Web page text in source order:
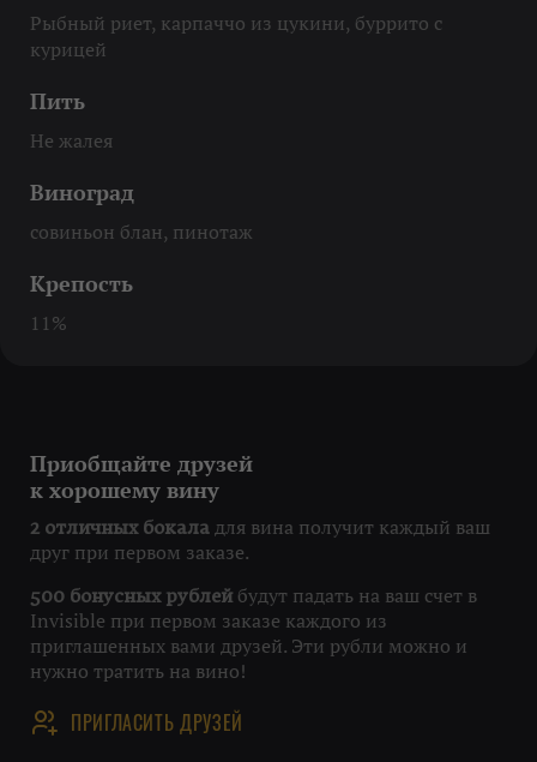
Рыбный риет, карпаччо из цукини, буррито с
курицей
Пить
Не жалея
Виноград
совиньон блан, пинотаж
Крепость
11%
Приобщайте друзей
к хорошему вину
2 отличных бокала для вина получит каждый ваш
друг при первом заказе.
500 бонусных рублей будут падать на ваш счет в
Invisible при первом заказе каждого из
приглашенных вами друзей. Эти рубли можно и
нужно тратить на вино!
ПРИГЛАСИТЬ ДРУЗЕЙ